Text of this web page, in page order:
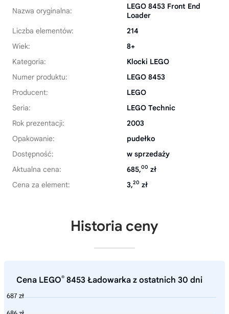
Nazwa oryginalna:
LEGO 8453 Front End
Loader
Liczba elementów:
214
Wiek:
8+
Kategoria:
Klocki LEGO
Numer produktu:
LEGO 8453
Producent:
LEGO
Seria:
LEGO Technic
Rok prezentacji:
2003
Opakowanie:
pudełko
Dostępność:
w sprzedaży
Aktualna cena:
685,00 zł
Cena za element:
3,20 zł
Historia ceny
Cena LEGO® 8453 Ładowarka z ostatnich 30 dni
687 zł